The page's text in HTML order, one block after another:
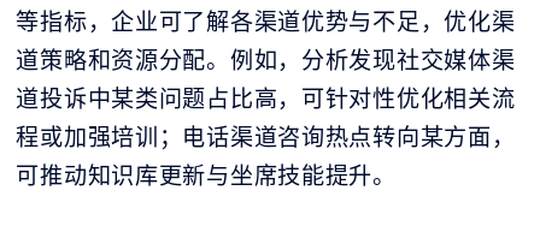
等指标，企业可了解各渠道优势与不足，优化渠
道策略和资源分配。例如，分析发现社交媒体渠
道投诉中某类问题占比高，可针对性优化相关流
程或加强培训；电话渠道咨询热点转向某方面，
可推动知识库更新与坐席技能提升。